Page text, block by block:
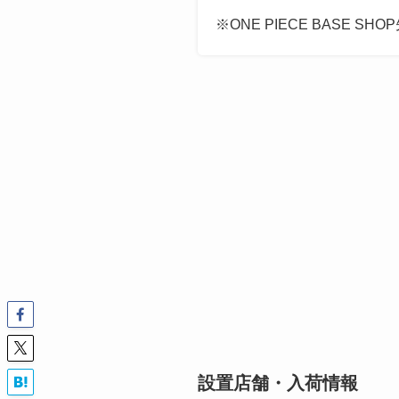
※ONE PIECE BASE SHOP
設置店舗・入荷情報